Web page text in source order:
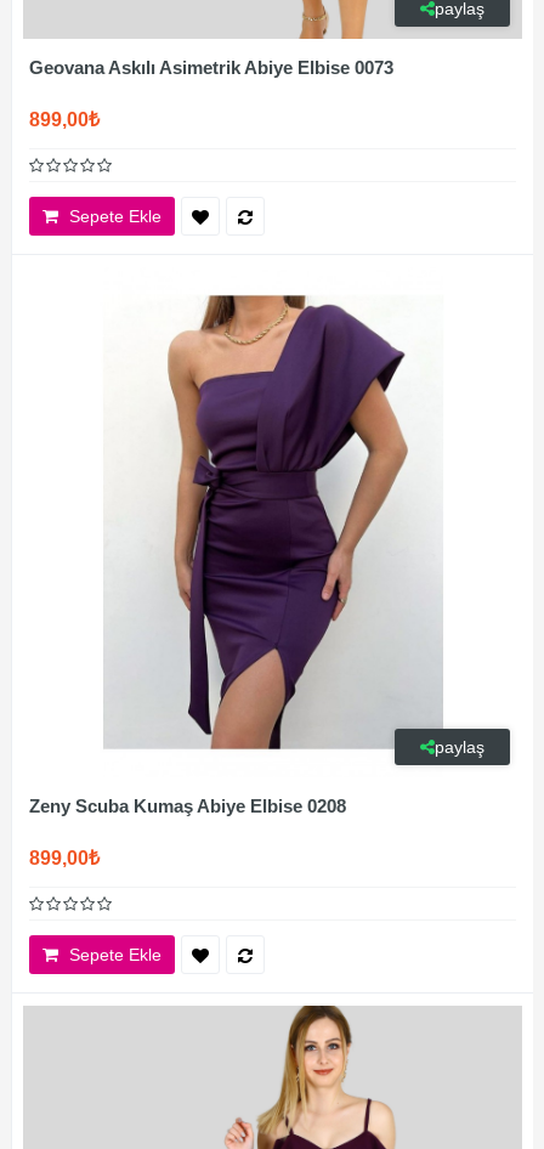
paylaş
Geovana Askılı Asimetrik Abiye Elbise 0073
899,00₺
Sepete Ekle
paylaş
Zeny Scuba Kumaş Abiye Elbise 0208
899,00₺
Sepete Ekle